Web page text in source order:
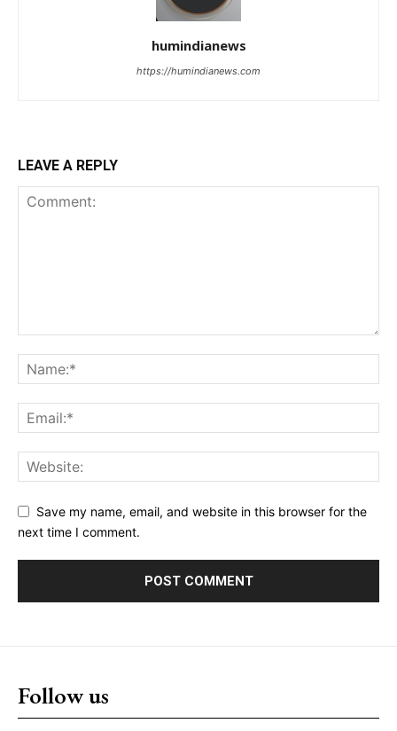
humindianews
https://humindianews.com
LEAVE A REPLY
Save my name, email, and website in this browser for the
next time I comment.
Follow us